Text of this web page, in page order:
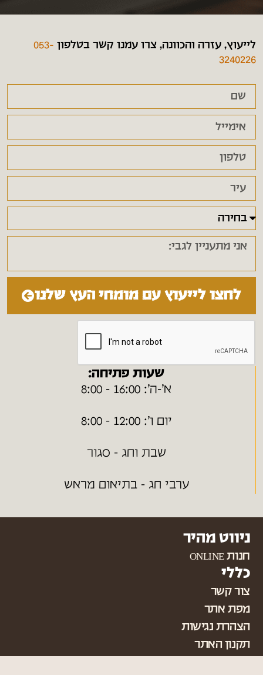
לייעוץ, עזרה והכוונה, צרו עמנו קשר בטלפון 053-
3240226
לחצו לייעוץ עם מומחי העץ שלנו
שעות פתיחה:
א׳-ה׳: 16:00 - 8:00
יום ו׳: 12:00 - 8:00
שבת וחג - סגור
ערבי חג - בתיאום מראש
ניווט מהיר
חנות ONLINE
כללי
צור קשר
מפת אתר
הצהרת נגישות
תקנון האתר